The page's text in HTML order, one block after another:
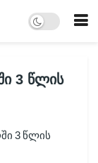
3 წლის
3 წლის